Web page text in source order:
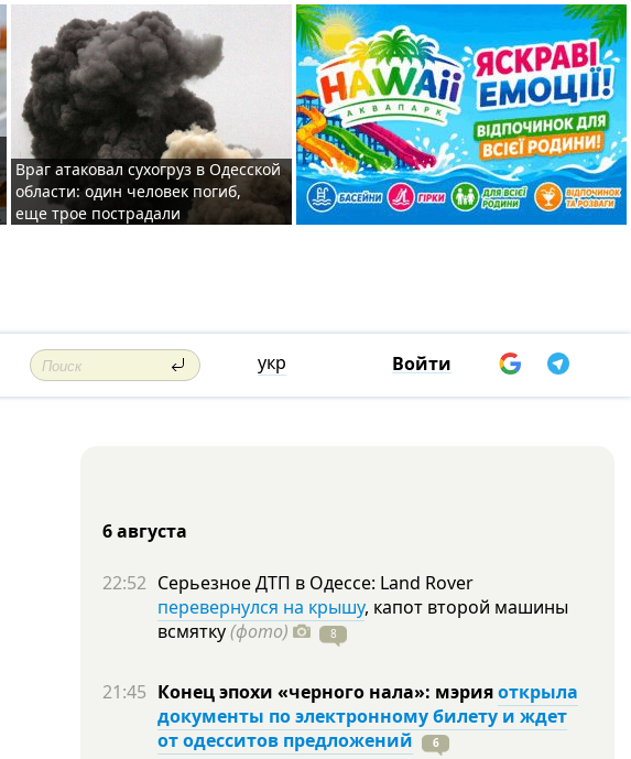
Враг атаковал сухогруз в Одесской
области: один человек погиб,
еще трое пострадали
укр Войти
6 августа
22:52 Серьезное ДТП в Одессе: Land Rover
перевернулся на крышу, капот второй машины
всмятку(фото) 8
21:45 Конец эпохи «черного нала»: мэрияоткрыла
документы по электронному билету и ждет
от одесситов предложений
6